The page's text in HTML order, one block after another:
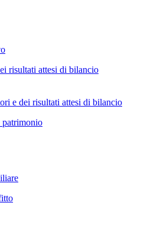
risultati attesi di bilancio
e dei risultati attesi di bilancio
patrimonio